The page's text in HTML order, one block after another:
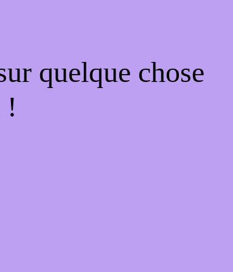
quelque chose
!